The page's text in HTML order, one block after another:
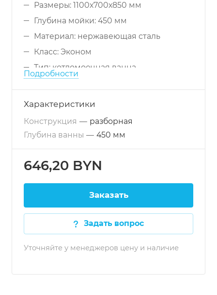
Размеры: 1100х700х850 мм
Глубина мойки: 450 мм
Материал: нержавеющая сталь
Класс: Эконом
Тип: котломоечная ванна
Подробности
Характеристики
Конструкция — разборная
Глубина ванны — 450 мм
646,20 BYN
Заказать
Задать вопрос
Уточняйте у менеджеров цену и наличие